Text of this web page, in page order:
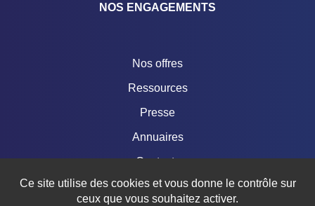
NOS ENGAGEMENTS
Nos offres
Ressources
Presse
Annuaires
Contacts
Boutique
Ce site utilise des cookies et vous donne le contrôle sur
ceux que vous souhaitez activer.